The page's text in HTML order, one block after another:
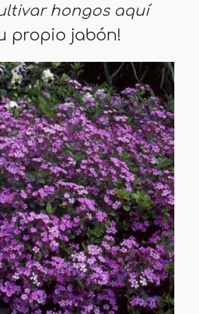
hongos aquí
propio jabón!